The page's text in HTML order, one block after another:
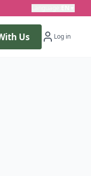
Us Log in